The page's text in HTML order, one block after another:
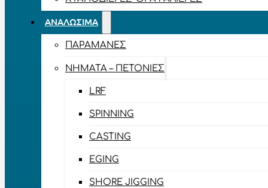
ΑΝΑΛΏΣΙΜΑ
ΠΑΡΑΜΆΝΕΣ
ΝΉΜΑΤΑ – ΠΕΤΟΝΙΈΣ
LRF
SPINNING
CASTING
EGING
SHORE JIGGING